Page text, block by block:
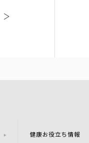
健康お役立ち情報